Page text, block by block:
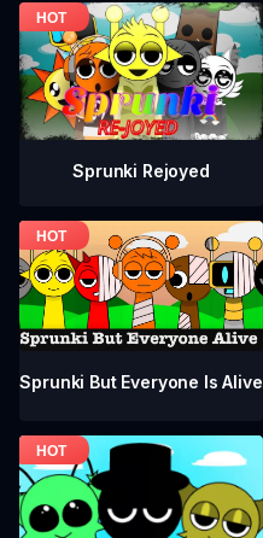
Sprunki Rejoyed
Sprunki But Everyone Is Alive